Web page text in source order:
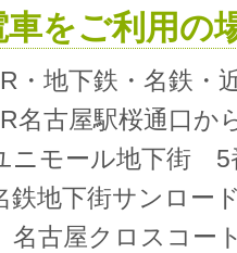
車をご利用の
・地下鉄・名鉄・
名古屋駅桜通口か
ニモール地下街 5
鉄地下街サンロー
名古屋クロスコ